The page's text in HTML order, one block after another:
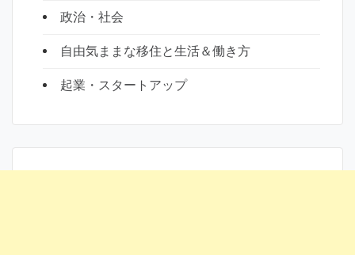
政治・社会
自由気ままな移住と生活＆働き方
起業・スタートアップ